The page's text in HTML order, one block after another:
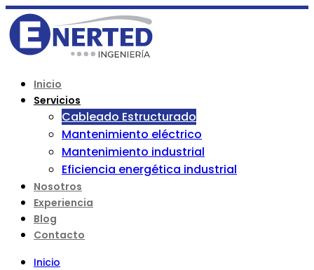
Inicio
Servicios
Cableado Estructurado
Mantenimiento eléctrico
Mantenimiento industrial
Eficiencia energética industrial
Nosotros
Experiencia
Blog
Contacto
Inicio